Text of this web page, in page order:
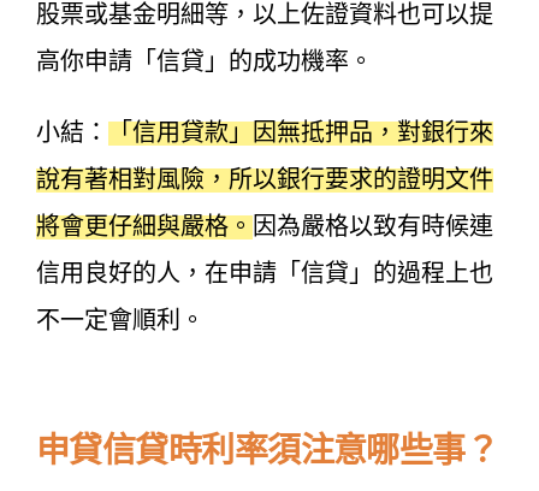
股票或基金明細等，以上佐證資料也可以提
高你申請「信貸」的成功機率。
小結：
「信用貸款」因無抵押品，對銀行來
說有著相對風險，所以銀行要求的證明文件
將會更仔細與嚴格。 因為嚴格以致有時候連
信用良好的人，在申請「信貸」的過程上也
不一定會順利。
申貸信貸時利率須注意哪些事？